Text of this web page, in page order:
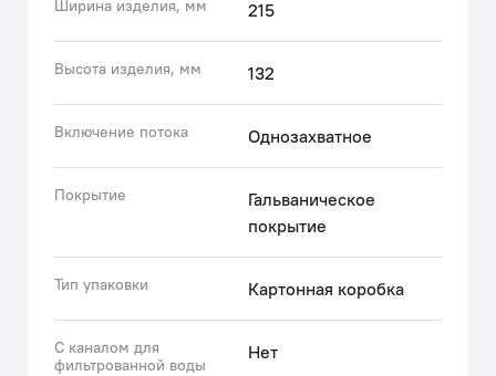
Ширина изделия, мм 215
Высота изделия, мм 132
Включение потока Однозахватное
Покрытие
Гальваническое
покрытие
Тип упаковки Картонная коробка
С каналом для
фильтрованной воды
Нет